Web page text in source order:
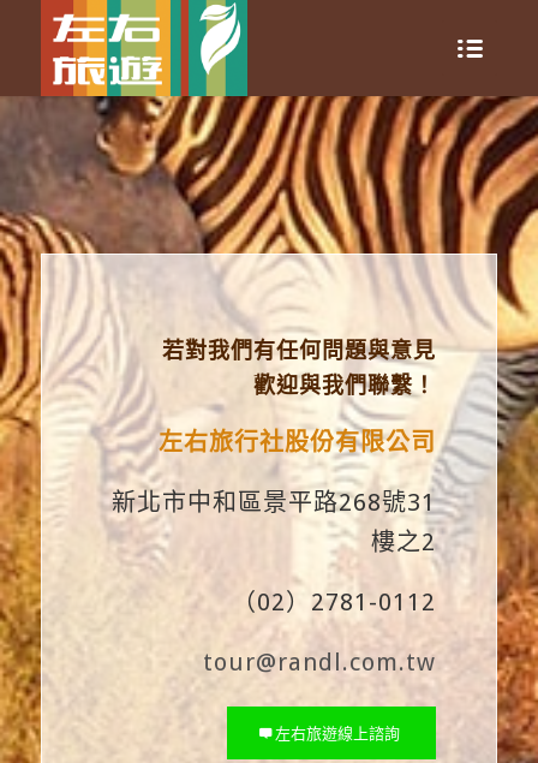
若對我們有任何問題與意見
歡迎與我們聯繫！
左右旅行社股份有限公司
新北市中和區景平路268號31
樓之2
（02）2781-0112
tour@randl.com.tw
左右旅遊線上諮詢